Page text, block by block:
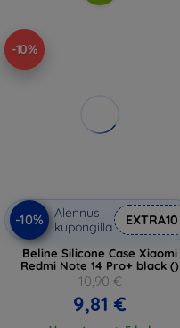
-10%
-10%
Alennus
kupongilla
EXTRA10
Beline Silicone Case Xiaomi
Redmi Note 14 Pro+ black ()
10,90 €
9,81 €